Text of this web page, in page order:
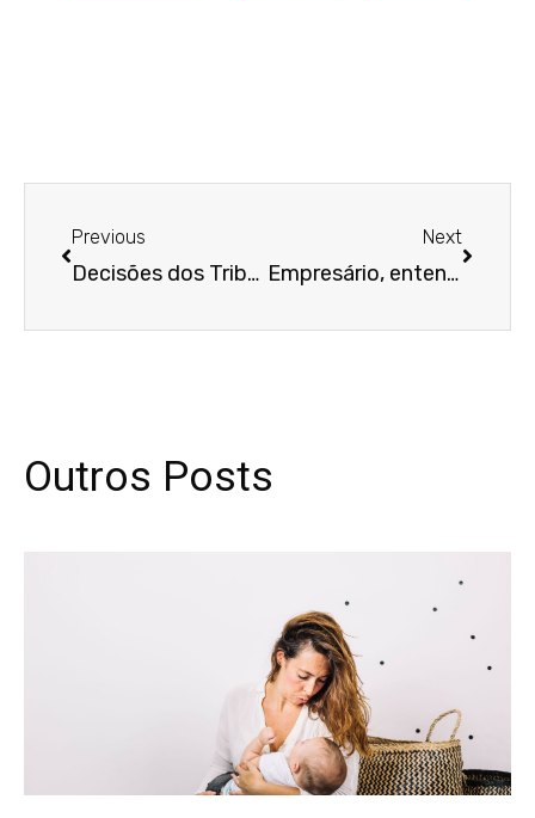
Previous
Decisões dos Tribunais Trabalhistas quando o tema é a Covid-19 na relação de emprego
Next
Empresário, entenda a diferença entre vício e defeito de produto ou serviço
Outros Posts